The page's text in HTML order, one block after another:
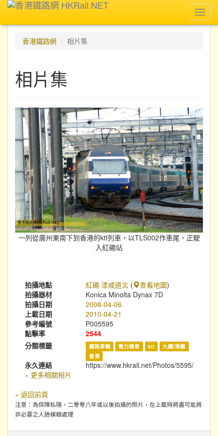
香港鐵路網
相片集
相片集
一列從廣州東南下到香港的ktt列車，以TLS002作車尾，正駛
入紅磡站
拍攝地點 紅磡 漆咸道北 ( 查看地圖)
拍攝器材
Konica Minolta Dynax 7D
拍攝日期
2008-04-06
上載日期
2010-04-21
參考編號
P005595
點擊率
2544
分類標籤
鐵路車輛 電力機車 ktt
九鐵/港鐵
香港
永久連結
https://www.hkrail.net/Photos/5595/
» 更多相關相片
« 返回前頁
注意：為保障私隱，二零零八年或以後拍攝的照片，在上載時將盡可能將
非必要之人臉模糊處理